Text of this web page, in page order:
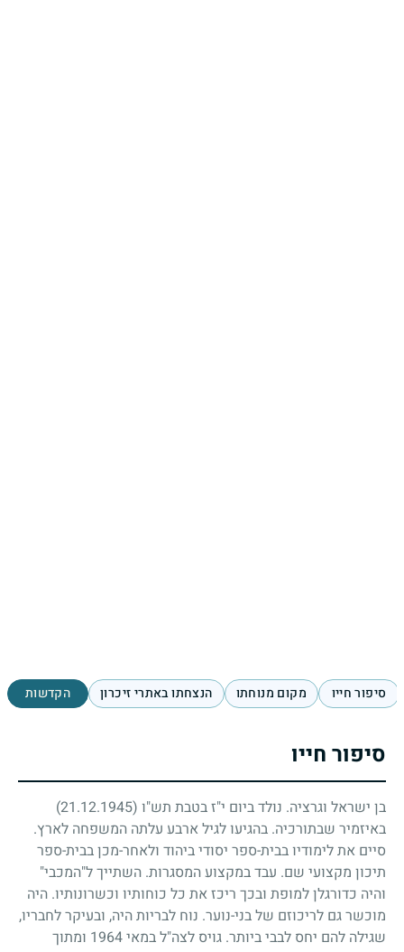
סיפור חייו מקום מנוחתו הנצחתו באתרי זיכרון הקדשות
סיפור חייו
בן ישראל וגרציה. נולד ביום י"ז בטבת תש"ו (21.12.1945)
באיזמיר שבתורכיה. בהגיעו לגיל ארבע עלתה המשפחה לארץ.
סיים את לימודיו בבית-ספר יסודי ביהוד ולאחר-מכן בבית-ספר
תיכון מקצועי שם. עבד במקצוע המסגרות. השתייך ל"המכבי"
והיה כדורגלן למופת ובכך ריכז את כל כוחותיו וכשרונותיו. היה
מוכשר גם לריכוזם של בני-נוער. נוח לבריות היה, ובעיקר לחבריו,
שגילה להם יחס לבבי ביותר. גויס לצה"ל במאי1964 ומתוך